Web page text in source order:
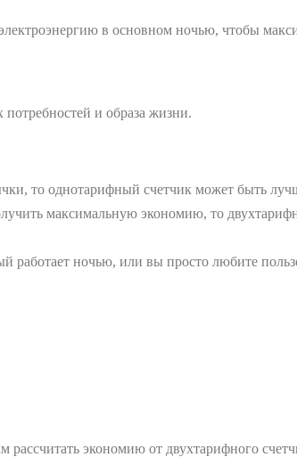
в основном ночью, чтобы
и образа жизни.
то однотарифный счетчик может быть
максимальную экономию, то
работает ночью, или вы просто любите
экономию от двухтарифного